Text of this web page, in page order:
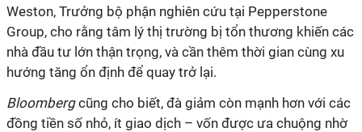
Weston, Trưởng bộ phận nghiên cứu tại Pepperstone
Group, cho rằng tâm lý thị trường bị tổn thương khiến các
nhà đầu tư lớn thận trọng, và cần thêm thời gian cùng xu
hướng tăng ổn định để quay trở lại.
Bloombergcũng cho biết, đà giảm còn mạnh hơn với các
đồng tiền số nhỏ, ít giao dịch – vốn được ưa chuộng nhờ